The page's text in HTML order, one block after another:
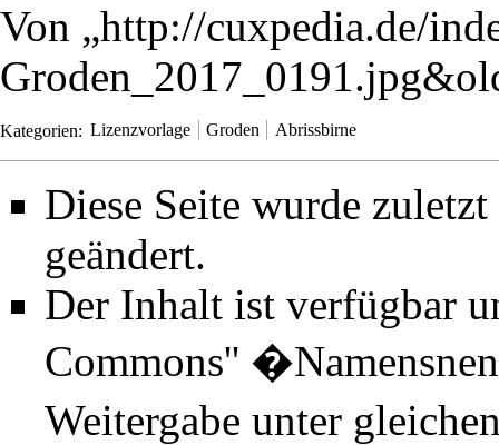
Von „http://cuxpedia.de/
Kategorien: Lizenzvorlage Groden Abrissbirne
Diese Seite wurde
geändert.
Der Inhalt ist verfügbar
Commons''
Weitergabe unter